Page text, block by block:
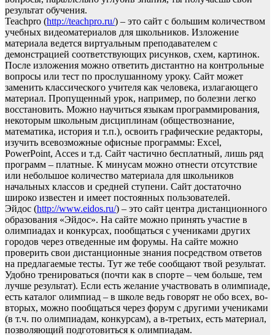
результат обучения.
Teachpro (http://teachpro.ru/) – это сайт с большим количеством
учебных видеоматериалов для школьников. Изложение
материала ведется виртуальным преподавателем с
демонстрацией соответствующих рисунков, схем, картинок.
После изложения можно ответить дистантно на контрольные
вопросы или тест по прослушанному уроку. Сайт может
заменить классического учителя как человека, излагающего
материал. Пропущенный урок, например, по болезни легко
восстановить. Можно научиться языкам программирования,
некоторым школьным дисциплинам (обществознание,
математика, история и т.п.), освоить графические редакторы,
изучить всевозможные офисные программы: Excel,
PowerPoint, Acces и т.д. Сайт частично бесплатный, лишь ряд
программ – платные. К минусам можно отнести отсутствие
или небольшое количество материала для школьников
начальных классов и средней ступени. Сайт достаточно
широко известен и имеет постоянных пользователей.
Эйдос (http://www.eidos.ru/) – это сайт центра дистанционного
образования «Эйдос». На сайте можно принять участие в
олимпиадах и конкурсах, пообщаться с учениками других
городов через отведенные им форумы. На сайте можно
проверить свои дистанционные знания посредством ответов
на предлагаемые тесты. Тут же тебе сообщают твой результат.
Удобно тренироваться (почти как в спорте – чем больше, тем
лучше результат). Если есть желание участвовать в олимпиаде,
есть каталог олимпиад – в школе ведь говорят не обо всех, во-
вторых, можно пообщаться через форум с другими учениками
(в т.ч. по олимпиадам, конкурсам), а в-третьих, есть материал,
позволяющий подготовиться к олимпиадам.